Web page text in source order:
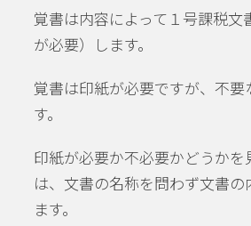
覚書は内容によって１号課税文
が必要）します。
覚書は印紙が必要ですが、不要
す。
印紙が必要か不必要かどうかを
は、文書の名称を問わず文書
ます。